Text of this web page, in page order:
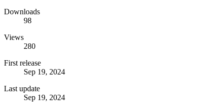
Downloads
98
Views
280
First release
Sep 19, 2024
Last update
Sep 19, 2024